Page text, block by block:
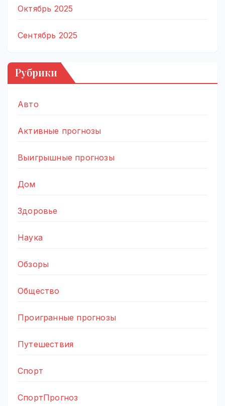
Октябрь 2025
Сентябрь 2025
Рубрики
Авто
Активные прогнозы
Выигрышные прогнозы
Дом
Здоровье
Наука
Обзоры
Общество
Проигранные прогнозы
Путешествия
Спорт
СпортПрогноз